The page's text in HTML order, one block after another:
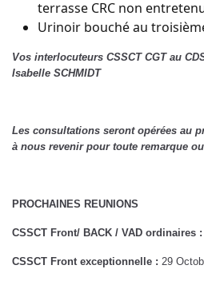
terrasse CRC non
Urinoir bouché au
Vos interlocuteurs CSSCT CGT au
Isabelle SCHMIDT
Les consultations seront opérées au
à nous revenir pour toute remarque
PROCHAINES REUNIONS
CSSCT Front/ BACK / VAD ordinaires :
CSSCT Front exceptionnelle : 29